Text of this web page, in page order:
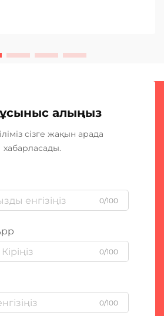
үшін негізгі технология
ұсыныс алыңыз
сізге жақын арада
хабарласады.
0/100
0/100
0/100